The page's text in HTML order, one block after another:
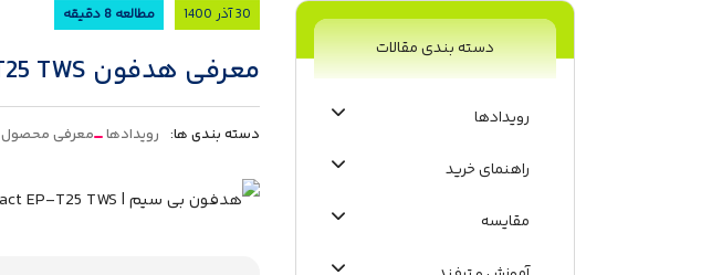
دسته بندی مقالات
رویدادها
راهنمای خرید
مقایسه
30 آذر 1400 مطالعه 8 دقیقه
معرفی هدفون Aukey Ultra Compact EP-T25 TWS
دسته بندی ها: رویدادها معرفی محصول